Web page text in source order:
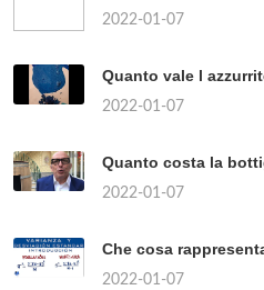
2022-01-07
Quanto vale l
2022-01-07
Quanto costa la
2022-01-07
Che cosa
2022-01-07